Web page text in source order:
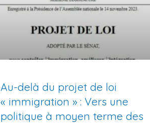
Au-delà du projet de loi
« immigration » : Vers une
politique à moyen terme des